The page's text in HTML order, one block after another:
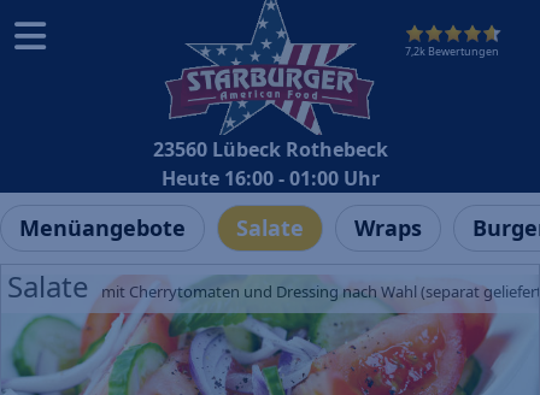
7,2k Bewertungen
23560 Lübeck Rothebeck
Heute 16:00 - 01:00 Uhr
Menüangebote Salate Wraps
Salate mit Cherrytomaten und Dressing nach Wahl (separat